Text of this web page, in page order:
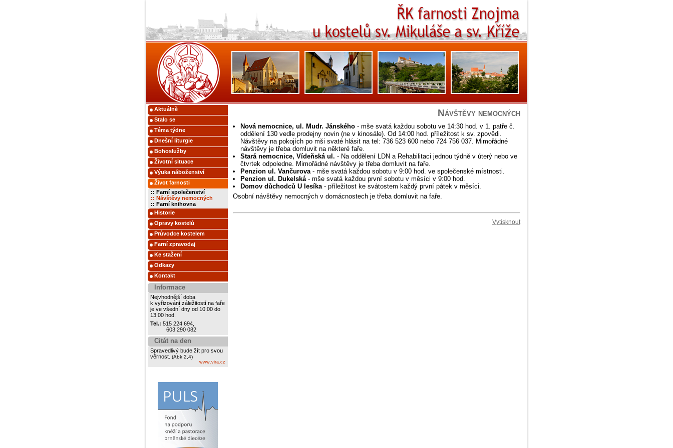
Aktuálně
Stalo se
Téma týdne
Dnešní liturgie
Bohoslužby
Životní situace
Výuka náboženství
Život farnosti
:: Farní společenství
:: Návštěvy nemocných
:: Farní knihovna
Historie
Opravy kostelů
Průvodce kostelem
Farní zpravodaj
Ke stažení
Odkazy
Kontakt
Informace
Nejvhodnější doba
k vyřizování záležitostí na faře
je ve všední dny od 10:00 do
13:00 hod.
Tel.: 515 224 694,
603 290 082
Citát na den
Spravedlivý bude žít pro svou
věrnost. (Abk 2,4)
www.vira.cz
Návštěvy nemocných
Nová nemocnice, ul. Mudr. Jánského - mše svatá každou sobotu ve 14:30 hod. v 1. patře č.
oddělení 130 vedle prodejny novin (ne v kinosále). Od 14:00 hod. příležitost k sv. zpovědi.
Návštěvy na pokojích po mši svaté hlásit na tel: 736 523 600 nebo 724 756 037. Mimořádné
návštěvy je třeba domluvit na některé faře.
Stará nemocnice, Vídeňská ul. - Na oddělení LDN a Rehabilitaci jednou týdně v úterý nebo ve
čtvrtek odpoledne. Mimořádné návštěvy je třeba domluvit na faře.
Penzion ul. Vančurova- mše svatá každou sobotu v 9:00 hod. ve společenské místnosti.
Penzion ul. Dukelská- mše svatá každou první sobotu v měsíci v 9:00 hod.
Domov důchodců U lesíka- příležitost ke svátostem každý první pátek v měsíci.
Osobní návštěvy nemocných v domácnostech je třeba domluvit na faře.
Vytisknout